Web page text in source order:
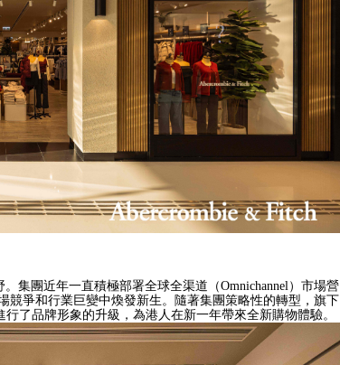
集團近年一直積極部署全球全渠道（Omnichannel）市場營
競爭和行業巨變中煥發新生。
隨著集團策略性的轉型，旗下
了品牌形象的升級，為港人在新一年帶來全新購物體驗。